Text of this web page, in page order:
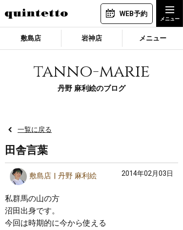
WEB予約
敷島店 岩神店 メニュー
tanno-marie
丹野 麻利絵のブログ
一覧に戻る
田舎言葉
敷島店 丹野 麻利絵 2014年02月03日
私群馬の山の方
沼田出身です。
今回は時期的に今から使える